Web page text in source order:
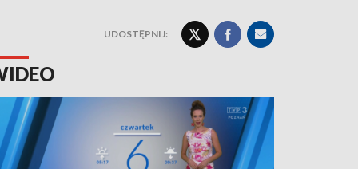
UDOSTĘPNIJ: